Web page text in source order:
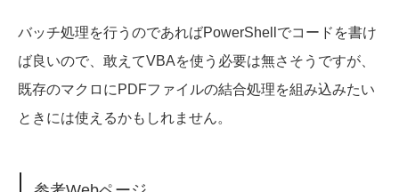
バッチ処理を行うのであればPowerShellでコードを書け
ば良いので、敢えてVBAを使う必要は無さそうですが、
既存のマクロにPDFファイルの結合処理を組み込みたい
ときには使えるかもしれません。